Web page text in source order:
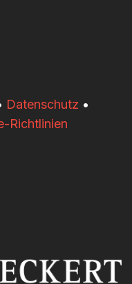
Datenschutz •
Richtlinien